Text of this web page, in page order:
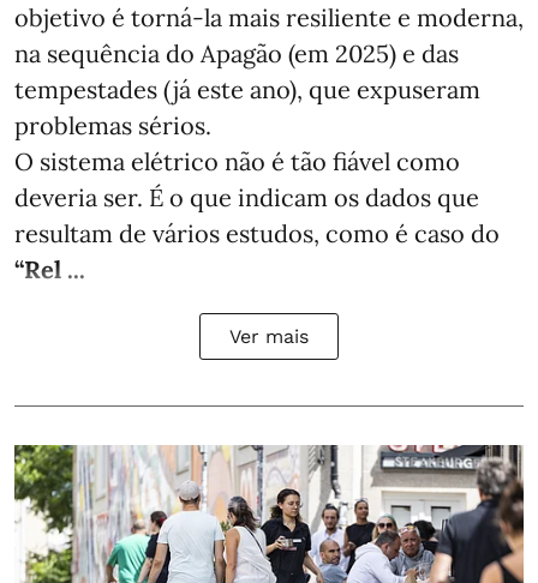
objetivo é torná-la mais resiliente e moderna,
na sequência do Apagão (em 2025) e das
tempestades (já este ano), que expuseram
problemas sérios.
O sistema elétrico não é tão fiável como
deveria ser. É o que indicam os dados que
resultam de vários estudos, como é caso do
“Rel ...
Ver mais